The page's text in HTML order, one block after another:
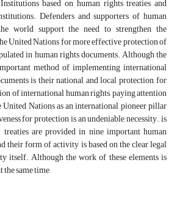
based on human rights treaties and
Defenders and supporters of human
world support the need to strengthen the
United Nations for more effective protection of
in human rights documents. Although the
method of implementing international
is their national and local protection, for
of international human rights, paying attention
Nations as an international pioneer pillar
for protection is an undeniable necessity. is
treaties are provided in nine important human
their form of activity is based on the clear legal
itself. Although the work of these elements is
same time,